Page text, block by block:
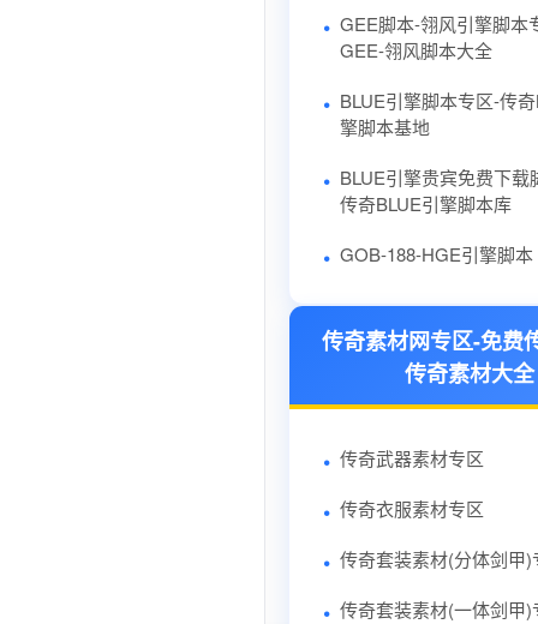
GEE脚本-翎风引擎脚本
GEE-翎风脚本大全
BLUE引擎脚本专区-传
擎脚本基地
BLUE引擎贵宾免费下载
传奇BLUE引擎脚本库
GOB-188-HGE引擎脚本
传奇素材网专区-免费
传奇素材大全
传奇武器素材专区
传奇衣服素材专区
传奇套装素材(分体剑甲)
传奇套装素材(一体剑甲)